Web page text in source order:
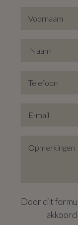
De ligging in de
Door dit